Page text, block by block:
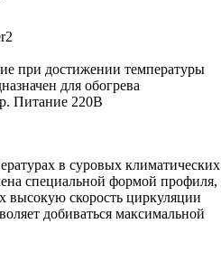
при достижении температуры
для обогрева
Питание 220В
в суровых климатических
специальной формой профиля,
высокую скорость циркуляции
добиваться максимальной